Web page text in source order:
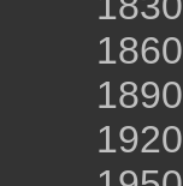
1860
1890
1920